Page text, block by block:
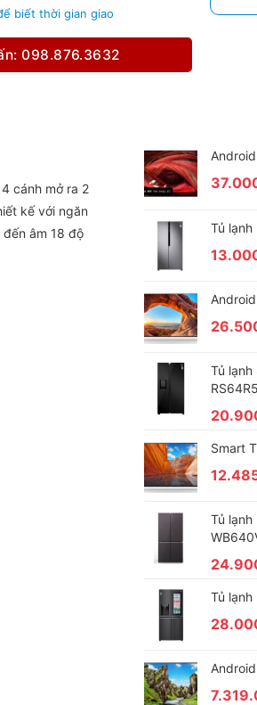
biết thời gian giao
098.876.3632
cánh mở ra 2
kế với ngăn
âm 18 độ
Tủ lạnh
Tủ
Smart
Tủ
Tủ lạnh